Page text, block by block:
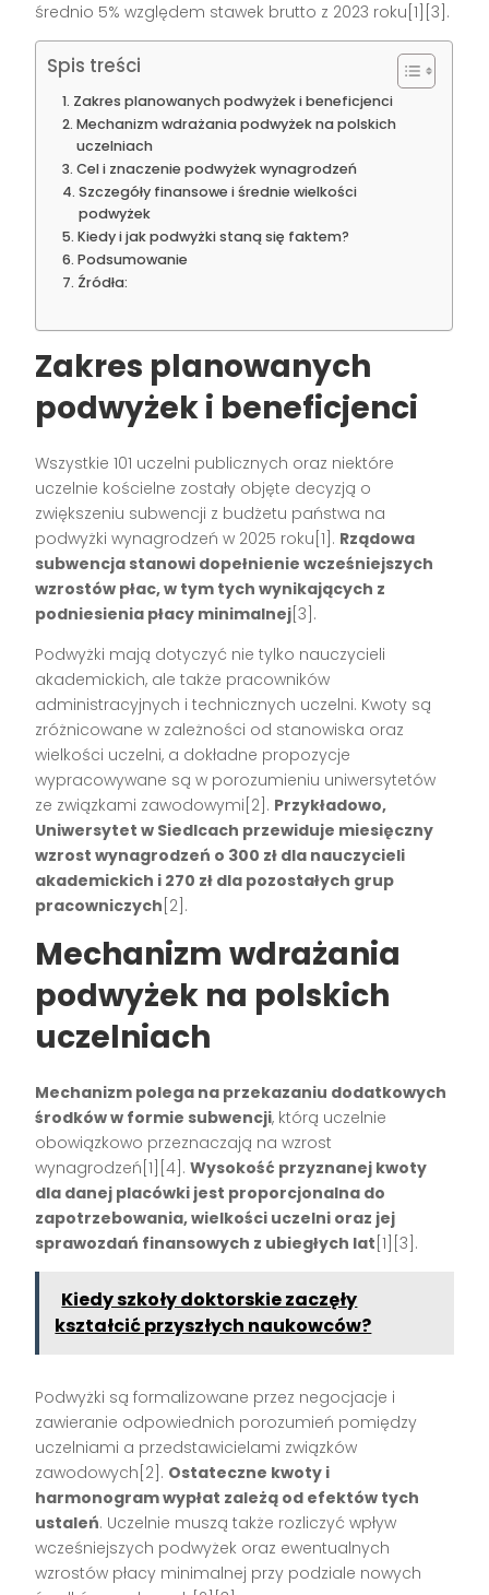
średnio 5% względem stawek brutto z 2023 roku[1][3].
Spis treści
Zakres planowanych podwyżek i beneficjenci
Mechanizm wdrażania podwyżek na polskich
uczelniach
Cel i znaczenie podwyżek wynagrodzeń
Szczegóły finansowe i średnie wielkości
podwyżek
Kiedy i jak podwyżki staną się faktem?
Podsumowanie
Źródła:
Zakres planowanych
podwyżek i beneficjenci
Wszystkie 101 uczelni publicznych oraz niektóre
uczelnie kościelne zostały objęte decyzją o
zwiększeniu subwencji z budżetu państwa na
podwyżki wynagrodzeń w 2025 roku[1]. Rządowa
subwencja stanowi dopełnienie wcześniejszych
wzrostów płac, w tym tych wynikających z
podniesienia płacy minimalnej [3].
Podwyżki mają dotyczyć nie tylko nauczycieli
akademickich, ale także pracowników
administracyjnych i technicznych uczelni. Kwoty są
zróżnicowane w zależności od stanowiska oraz
wielkości uczelni, a dokładne propozycje
wypracowywane są w porozumieniu uniwersytetów
ze związkami zawodowymi[2]. Przykładowo,
Uniwersytet w Siedlcach przewiduje miesięczny
wzrost wynagrodzeń o 300 zł dla nauczycieli
akademickich i 270 zł dla pozostałych grup
pracowniczych [2].
Mechanizm wdrażania
podwyżek na polskich
uczelniach
Mechanizm polega na przekazaniu dodatkowych
środków w formie subwencji, którą uczelnie
obowiązkowo przeznaczają na wzrost
wynagrodzeń[1][4].Wysokość przyznanej kwoty
dla danej placówki jest proporcjonalna do
zapotrzebowania, wielkości uczelni oraz jej
sprawozdań finansowych z ubiegłych lat [1][3].
Kiedy szkoły doktorskie zaczęły
kształcić przyszłych naukowców?
Podwyżki są formalizowane przez negocjacje i
zawieranie odpowiednich porozumień pomiędzy
uczelniami a przedstawicielami związków
zawodowych[2]. Ostateczne kwoty i
harmonogram wypłat zależą od efektów tych
ustaleń. Uczelnie muszą także rozliczyć wpływ
wcześniejszych podwyżek oraz ewentualnych
wzrostów płacy minimalnej przy podziale nowych